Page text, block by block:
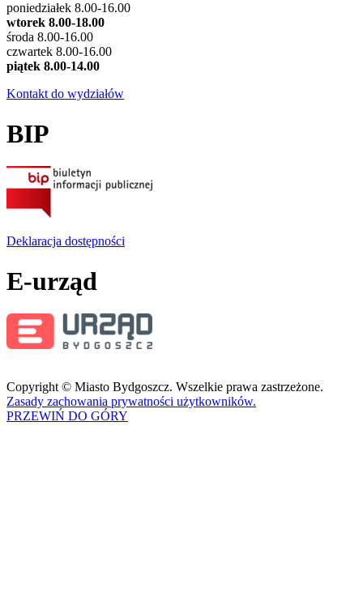
poniedziałek 8.00-16.00
wtorek 8.00-18.00
środa 8.00-16.00
czwartek 8.00-16.00
piątek 8.00-14.00
Kontakt do wydziałów
BIP
Deklaracja dostępności
E-urząd
Copyright © Miasto Bydgoszcz. Wszelkie prawa zastrzeżone.
Zasady zachowania prywatności użytkowników.
PRZEWIŃ DO GÓRY